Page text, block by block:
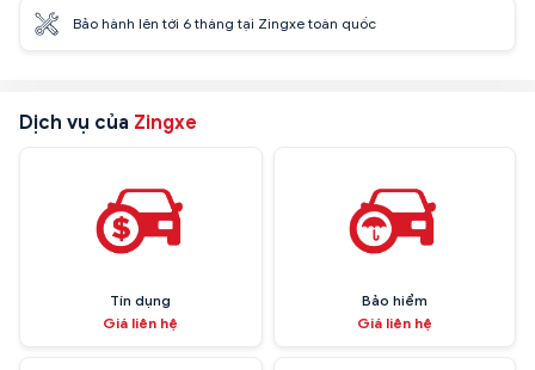
Bảo hành lên tới 6 tháng tại Zingxe toàn quốc
Dịch vụ của Zingxe
Tín dụng
Giá liên hệ
Bảo hiểm
Giá liên hệ